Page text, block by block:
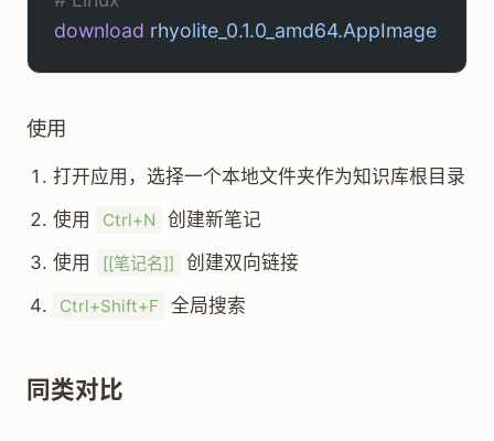
download rhyolite_0.1.0_amd64.AppImage
使用
打开应用，选择一个本地文件夹作为知识库根目录
使用
Ctrl+N
创建新笔记
使用
[[笔记名]] 创建双向链接
Ctrl+Shift+F 全局搜索
同类对比